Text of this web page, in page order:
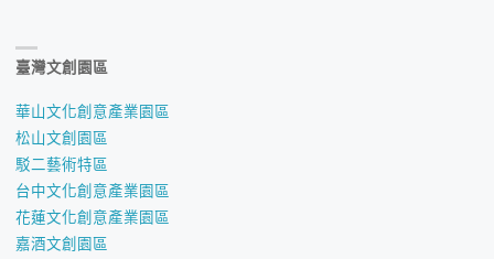
臺灣文創園區
華山文化創意產業園區
松山文創園區
駁二藝術特區
台中文化創意產業園區
花蓮文化創意產業園區
嘉酒文創園區